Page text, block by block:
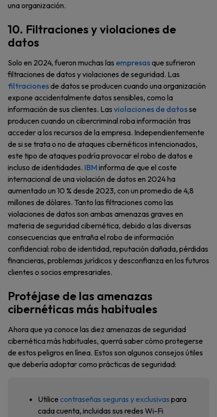
una organización.
10. Filtraciones y violaciones de
datos
Solo en 2024, fueron muchas las empresasque sufrieron
filtraciones de datos y violaciones de seguridad. Las
filtracionesde datos se producen cuando una organización
expone accidentalmente datos sensibles, como la
información de sus clientes. Las violaciones de datosse
producen cuando un cibercriminal roba información tras
acceder a los recursos de la empresa. Independientemente
de si se trata o no de ataques cibernéticos intencionados,
este tipo de ataques podría provocar el robo de datos e
incluso de identidades. IBM informa de que el coste
internacional de una violación de datos en 2024 ha
aumentado un 10 % desde 2023, con un promedio de 4,8
millones de dólares. Tanto las filtraciones como las
violaciones de datos son ambas amenazas graves en
materia de seguridad cibernética, debido a las diversas
consecuencias que entraña el robo de información
confidencial: robo de identidad, reputación dañada, pérdidas
financieras, problemas jurídicos y desconfianza en los futuros
clientes o socios empresariales.
Protéjase de las amenazas
cibernéticas más habituales
Ahora que ya conoce las diez amenazas de seguridad
cibernética más habituales, querrá saber cómo protegerse
de estos peligros en línea. Estos son algunos consejos útiles
que debería adoptar como prácticas de seguridad:
Utilice contraseñas seguras y exclusivas para
cada cuenta, incluidas sus redes Wi-Fi